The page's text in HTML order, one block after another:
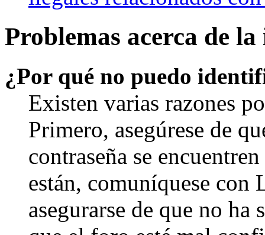
Problemas acerca de
¿Por qué no puedo
Existen varias razones
Primero, asegúrese de
contraseña se
están, comuníquese
asegurarse de que no